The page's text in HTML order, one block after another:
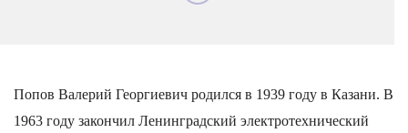
Попов Валерий Георгиевич родился в 1939 году в Казани. В
1963 году закончил Ленинградский электротехнический